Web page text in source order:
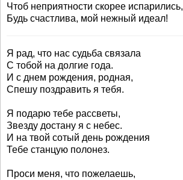
Чтоб неприятности скорее испарились,
Будь счастлива, мой нежный идеал!
Я рад, что нас судьба связала
С тобой на долгие года.
И с днем рождения, родная,
Спешу поздравить я тебя.
Я подарю тебе рассветы,
Звезду достану я с небес.
И на твой сотый день рождения
Тебе станцую полонез.
Проси меня, что пожелаешь,